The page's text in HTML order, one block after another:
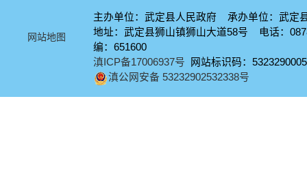
网站地图
主办单位：武定县人民政府 承办单位：武定
地址：武定县狮山镇狮山大道58号 电话：
编：651600
滇ICP备17006937号 网站标识码：5323290005
滇公网安备 53232902532338号